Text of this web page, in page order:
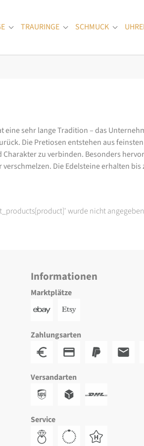
Submenu for "Verlobungsringe"
TRAURINGE Submenu for
SCHMUCK
eine sehr lange Tradition – das
Die Pretiosen entstehen aus
zu verbinden. Besonders
Die Edelsteine erhalten
wurde nicht
Informationen
Marktplätze
Zahlungsarten
Versandarten
Service